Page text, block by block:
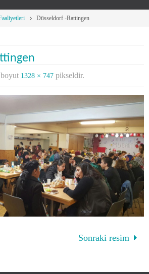
Düsseldorf -Rattingen
1328 × 747 pikseldir.
Sonraki resim